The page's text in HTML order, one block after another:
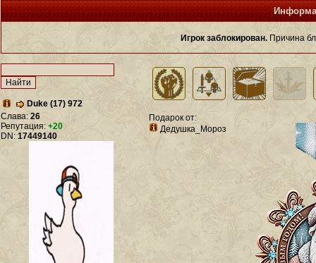
Игрок заблокирован. Причина
Duke (17) 972
Слава: 26
Репутация: +20
DN: 17449140
Подарок от:
Дедушка_Мороз